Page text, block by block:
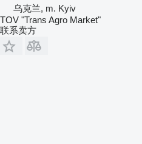
乌克兰, m. Kyiv
TOV "Trans Agro Market"
联系卖方